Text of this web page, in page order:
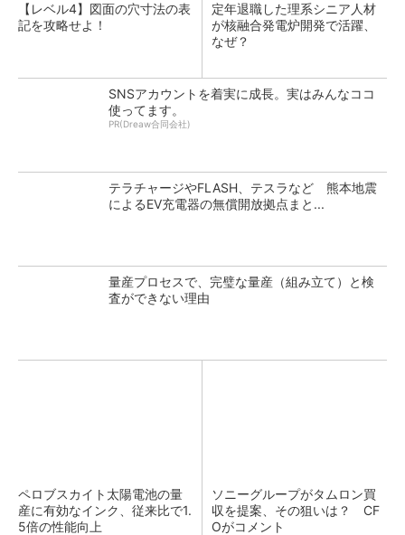
【レベル4】図面の穴寸法の表
記を攻略せよ！
定年退職した理系シニア人材
が核融合発電炉開発で活躍、
なぜ？
SNSアカウントを着実に成長。実はみんなココ
使ってます。
PR(Dreaw合同会社)
テラチャージやFLASH、テスラなど 熊本地震
によるEV充電器の無償開放拠点まと...
量産プロセスで、完璧な量産（組み立て）と検
査ができない理由
ペロブスカイト太陽電池の量
産に有効なインク、従来比で1.
5倍の性能向上
ソニーグループがタムロン買
収を提案、その狙いは？ CF
Oがコメント